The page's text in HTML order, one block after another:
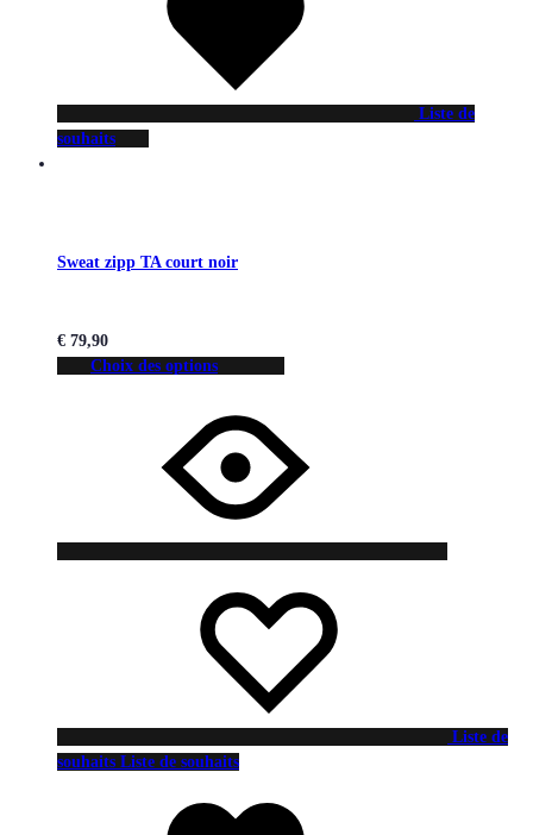
Liste de
souhaits
Sweat zipp TA court noir
€ 79,90
Choix des options
Liste de
souhaits Liste de souhaits